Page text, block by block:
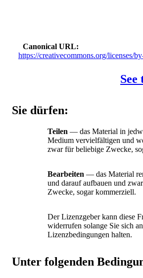
Canonical URL
https://creativecommons.org/licenses/
See
Sie dürfen:
Teilen — das Material in
Medium vervielfältigen und
zwar für beliebige Zwecke,
Bearbeiten — das Material
und darauf aufbauen und
Zwecke, sogar kommerziell.
Der Lizenzgeber kann diese
widerrufen solange Sie sich
Lizenzbedingungen halten.
Unter folgenden